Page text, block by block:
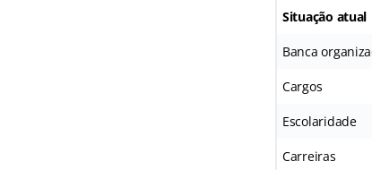
Situação atual
Banca
Cargos
Escolaridade
Carreiras